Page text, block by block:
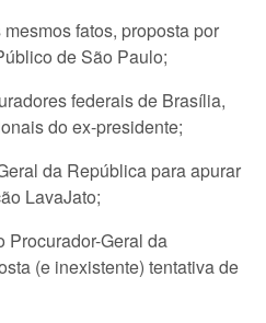
fatos, proposta por
de São Paulo;
federais de Brasília,
do ex-presidente;
da República para apurar
LavaJato;
Procurador-Geral da
(e inexistente) tentativa de